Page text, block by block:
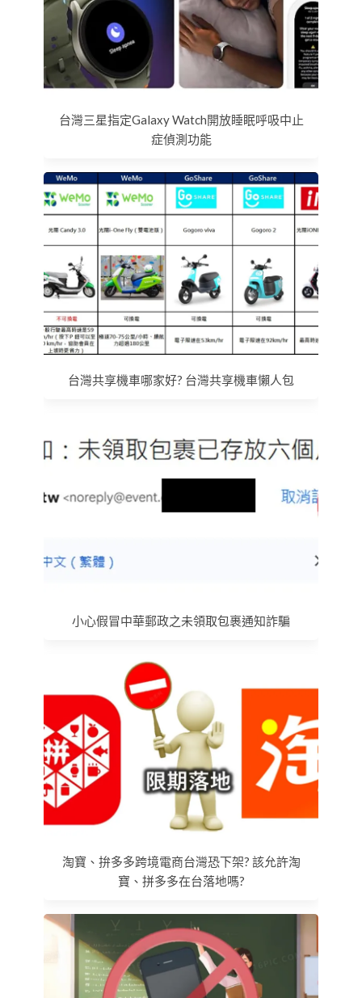
台灣三星指定Galaxy Watch開放睡眠呼吸中止
症偵測功能
台灣共享機車哪家好? 台灣共享機車懶人包
小心假冒中華郵政之未領取包裹通知詐騙
淘寶、拚多多跨境電商台灣恐下架? 該允許淘
寶、拼多多在台落地嗎?